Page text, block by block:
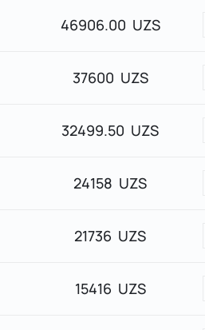
46906.00 UZS
37600 UZS
32499.50 UZS
24158 UZS
21736 UZS
15416 UZS